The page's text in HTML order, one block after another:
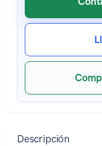
Descripción